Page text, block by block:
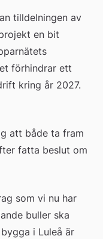
tilldelningen av
en bit
förhindrar ett
kring år 2027.
att både ta fram
fatta beslut om
som vi nu har
buller ska
i Luleå är